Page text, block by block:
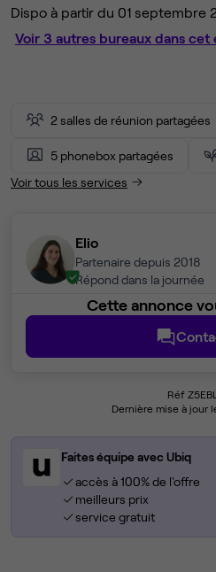
Dispo à partir du 01 septembre
Voir 3 autres bureaux dans cet
2 salles de réunion partagées
5 phonebox partagées
Voir tous les services
Elio
Partenaire depuis 2018
Répond dans la journée
Cette annonce
Réf
Dernière mise à jour
Faites équipe avec Ubiq
accès à 100% de l'offre
meilleurs prix
service gratuit